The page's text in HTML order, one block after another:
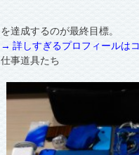
を達成するのが最終目標。
→ 詳しすぎるプロフィールは
仕事道具たち